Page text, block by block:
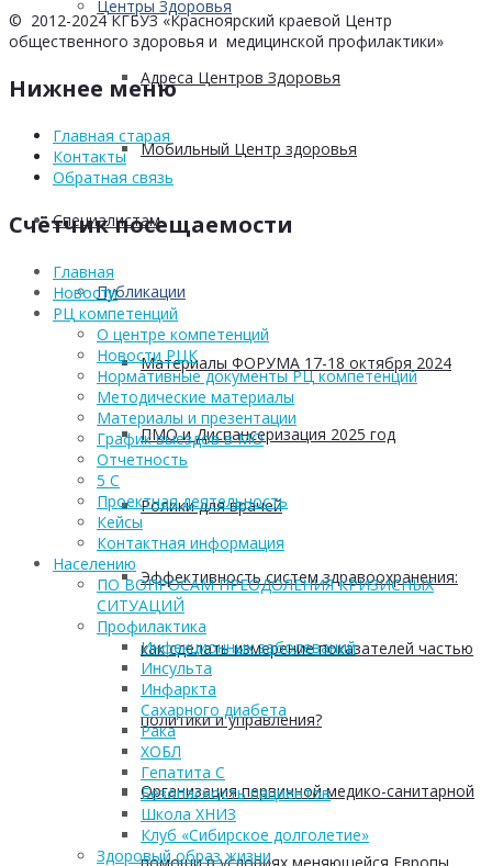
Центры Здоровья
Адреса Центров Здоровья
Мобильный Центр здоровья
Cпециалистам
Публикации
Материалы ФОРУМА 17-18 октября 2024
ПМО и Диспансеризация 2025 год
Ролики для врачей
Эффективность систем здравоохранения:
как сделать измерение показателей частью
политики и управления?
Организация первичной медико-санитарной
© 2012-2024 КГБУЗ «Красноярский краевой Центр
общественного здоровья и медицинской профилактики»
Нижнее меню
Главная старая
Контакты
Обратная связь
Счётчик посещаемости
Главная
Новости
РЦ компетенций
О центре компетенций
Новости РЦК
Нормативные документы РЦ компетенций
Методические материалы
Материалы и презентации
График выездов в МО
Отчетность
5 С
Проектная деятельность
Кейсы
Контактная информация
Населению
ПО ВОПРОСАМ ПРЕОДОЛЕНИЯ КРИЗИСНЫХ
СИТУАЦИЙ
Профилактика
Инфекционных заболеваний
Инсульта
Инфаркта
Сахарного диабета
Рака
ХОБЛ
Гепатита С
Безопасность пациентов
Школа ХНИЗ
Клуб «Сибирское долголетие»
Здоровый образ жизни